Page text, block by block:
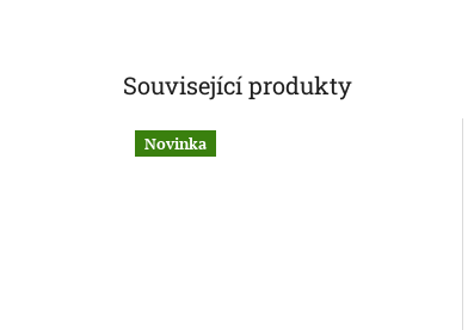
Související produkty
Novinka